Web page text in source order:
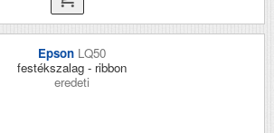
Epson LQ50
festékszalag - ribbon
eredeti